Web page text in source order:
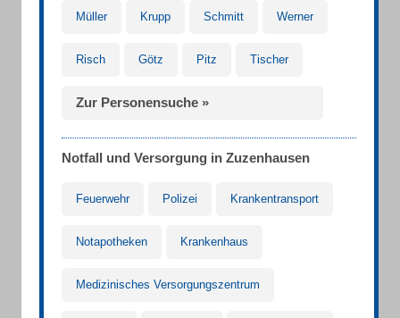
Müller Krupp Schmitt Werner
Risch Götz Pitz Tischer
Zur Personensuche »
Notfall und Versorgung in Zuzenhausen
Feuerwehr Polizei Krankentransport
Notapotheken Krankenhaus
Medizinisches Versorgungszentrum